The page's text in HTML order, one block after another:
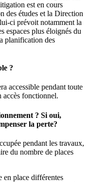
est en cours
des études et la Direction
ci prévoit notamment la
espaces plus éloignés du
planification des
?
accessible pendant toute
accès fonctionnel.
? Si oui,
la perte?
pendant les travaux,
du nombre de places
en place différentes